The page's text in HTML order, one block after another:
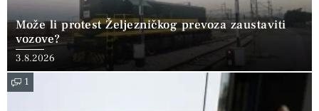
Može li protest Željezničkog prevoza zaustaviti
vozove?
3.8.2026
1